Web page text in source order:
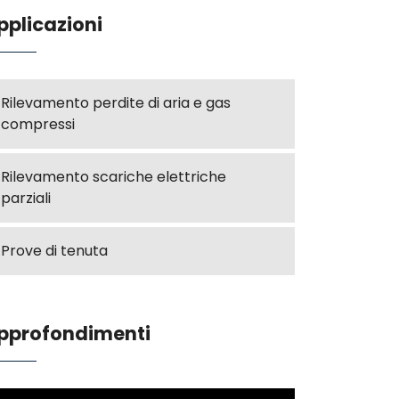
Rilevamento perdite di aria e gas
compressi
Rilevamento scariche elettriche
parziali
Prove di tenuta